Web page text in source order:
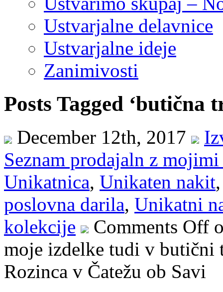
Ustvarjalne delavnice
Ustvarjalne ideje
Zanimivosti
Posts Tagged ‘butična
December 12th, 2017
Seznam prodajaln z
Unikatnica, Unikaten nakit
poslovna darila, Unikatni
kolekcije
Comments Off
moje izdelke tudi v
Rozinca v Čatežu ob Savi